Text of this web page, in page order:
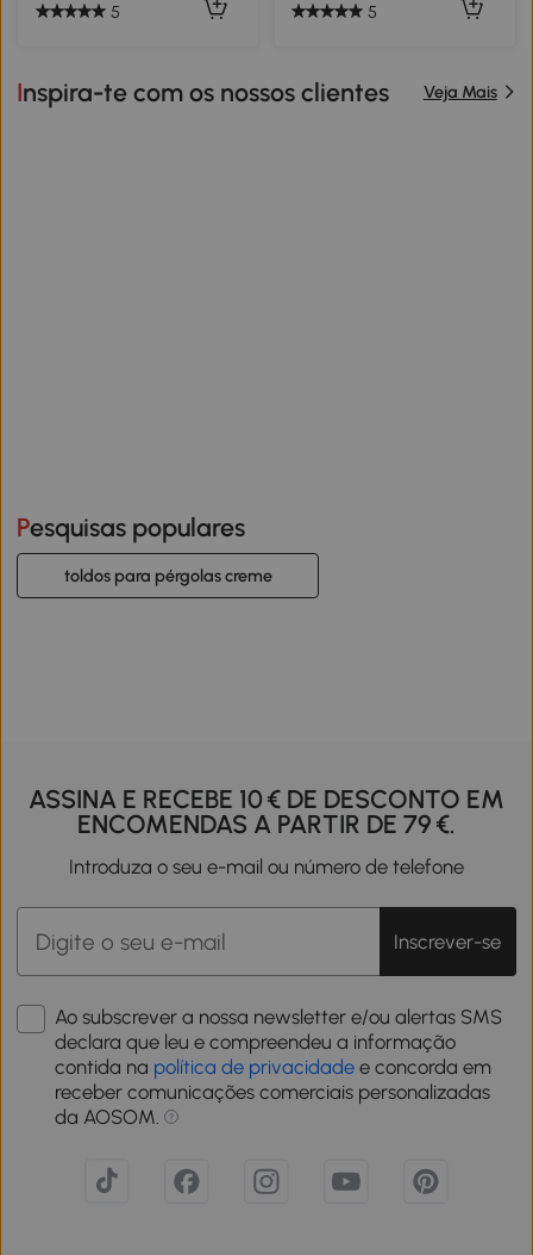
5 5
Inspira-te com os nossos clientes Veja Mais
Pesquisas populares
toldos para pérgolas creme
ASSINA E RECEBE 10 € DE DESCONTO EM
ENCOMENDAS A PARTIR DE 79 €.
Introduza o seu e-mail ou número de telefone
Inscrever-se
Ao subscrever a nossa newsletter e/ou alertas SMS
declara que leu e compreendeu a informação
contida na política de privacidade e concorda em
receber comunicações comerciais personalizadas
da AOSOM.